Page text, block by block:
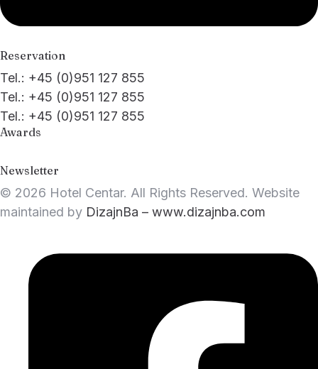
Reservation
Tel.: +45 (0)951 127 855
Tel.: +45 (0)951 127 855
Tel.: +45 (0)951 127 855
Awards
Newsletter
© 2026 Hotel Centar. All Rights Reserved. Website
maintained by DizajnBa – www.dizajnba.com